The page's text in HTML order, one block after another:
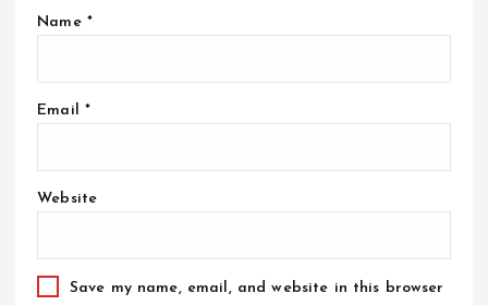
Name *
Email *
Website
Save my name, email, and website in this browser